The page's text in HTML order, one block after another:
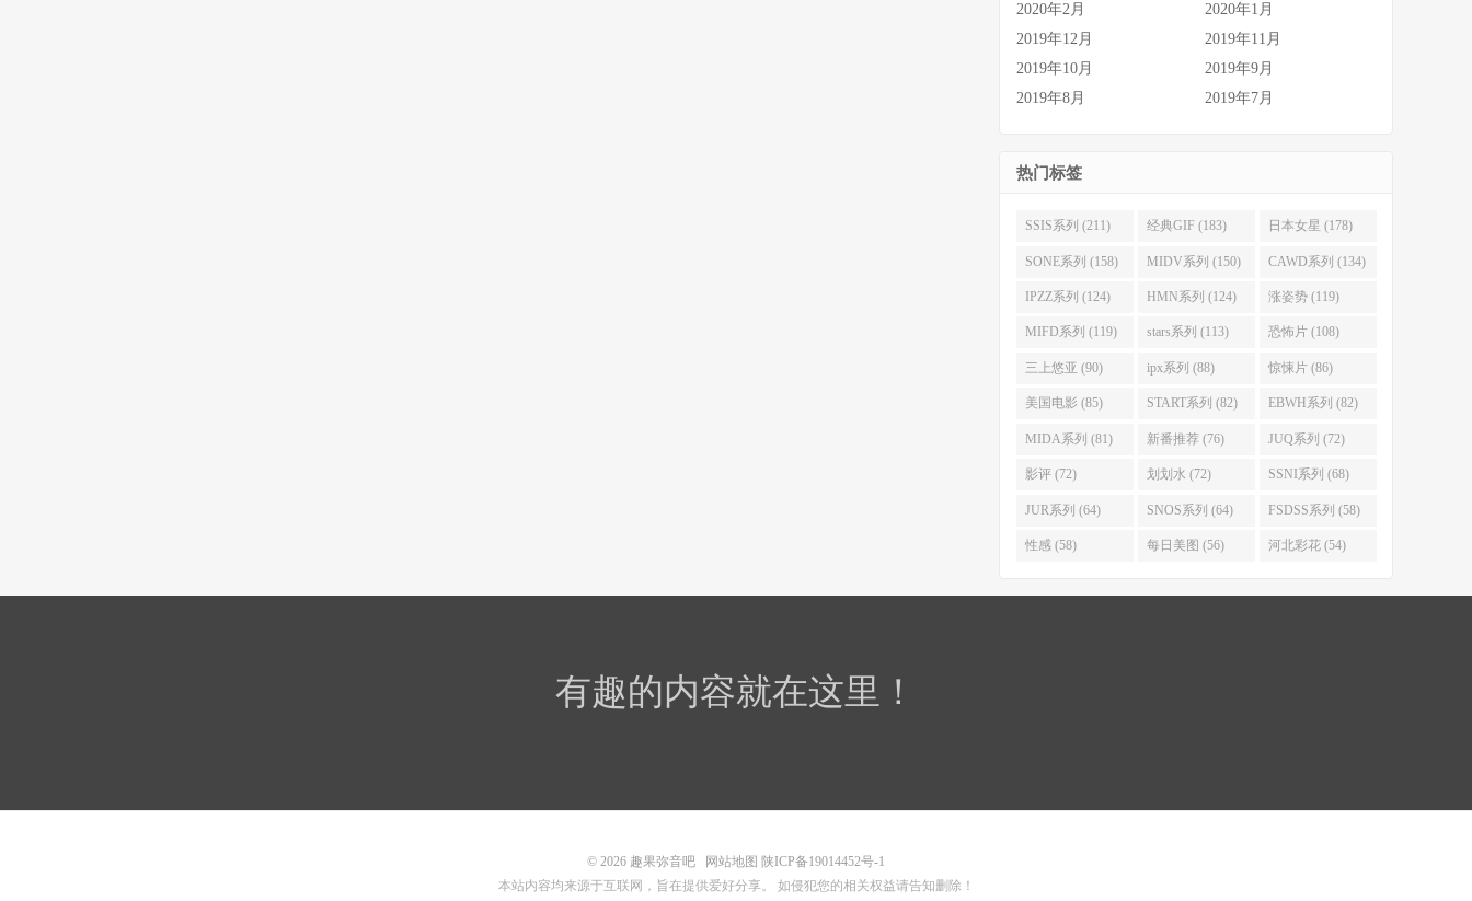
2020年2月
2020年1月
2019年12月
2019年11月
2019年10月
2019年9月
2019年8月
2019年7月
热门标签
SSIS系列 (211) 经典GIF (183) 日本女星 (178)
SONE系列 (158) MIDV系列 (150) CAWD系列 (134)
IPZZ系列 (124) HMN系列 (124) 涨姿势 (119)
MIFD系列 (119) stars系列 (113) 恐怖片 (108)
三上悠亚 (90) ipx系列 (88) 惊悚片 (86)
美国电影 (85) START系列 (82) EBWH系列 (82)
MIDA系列 (81) 新番推荐 (76) JUQ系列 (72)
影评 (72) 划划水 (72) SSNI系列 (68)
JUR系列 (64) SNOS系列 (64) FSDSS系列 (58)
性感 (58) 每日美图 (56) 河北彩花 (54)
有趣的内容就在这里！
© 2026 趣果弥音吧 网站地图 陕ICP备19014452号-1
本站内容均来源于互联网，旨在提供爱好分享。 如侵犯您的相关权益请告知删除！